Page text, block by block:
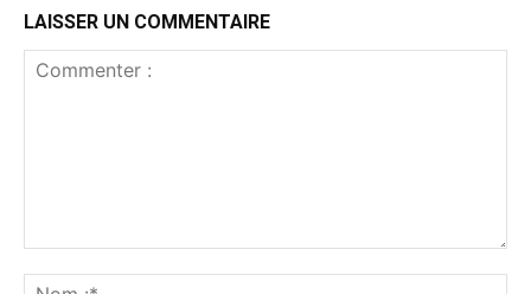
LAISSER UN COMMENTAIRE